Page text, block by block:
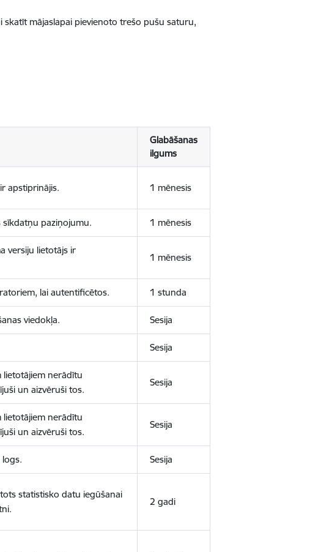
skatīt mājaslapai pievienoto trešo pušu saturu,
Glabāšanas
ilgums
apstiprinājis. 1 mēnesis
sīkdatņu paziņojumu. 1 mēnesis
versiju lietotājs ir
1 mēnesis
lai autentificētos. 1 stunda
viedokļa. Sesija
Sesija
lietotājiem nerādītu
un aizvēruši tos.
Sesija
lietotājiem nerādītu
un aizvēruši tos.
Sesija
Sesija
statistisko datu iegūšanai
2 gadi